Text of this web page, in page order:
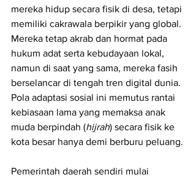
mereka hidup secara fisik di desa, tetapi
memiliki cakrawala berpikir yang global.
Mereka tetap akrab dan hormat pada
hukum adat serta kebudayaan lokal,
namun di saat yang sama, mereka fasih
berselancar di tengah tren digital dunia.
Pola adaptasi sosial ini memutus rantai
kebiasaan lama yang memaksa anak
muda berpindah (hijrah) secara fisik ke
kota besar hanya demi berburu peluang.
Pemerintah daerah sendiri mulai